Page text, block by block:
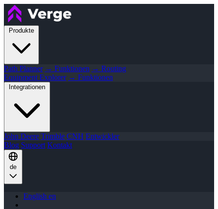
Produkte
Path Planner → Funktionen → Routing
Equipment Explorer → Funktionen
Integrationen
John Deere Trimble CNH Entwickler
Blog Support Kontakt
de
English en